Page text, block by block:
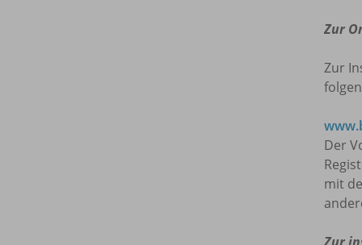
Zur
Zur
Der
mit